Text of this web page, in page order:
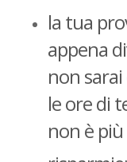
la tua
appena
non
le ore di
non è